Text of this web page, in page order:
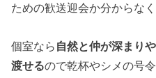
ための歓送迎会か分からな
個室なら 自然と仲が深まりや
渡せるので乾杯やシメの号